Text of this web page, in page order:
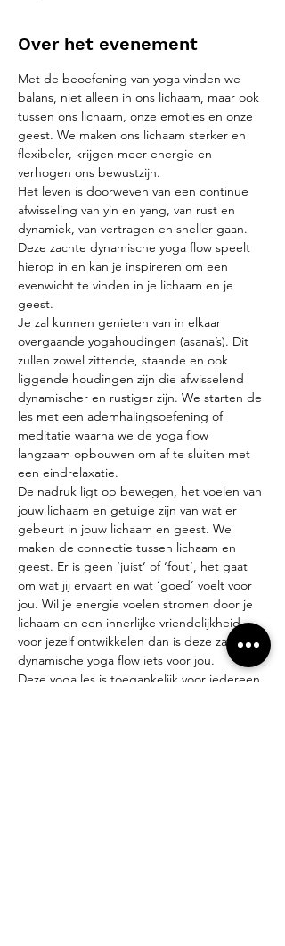
Over het evenement
Met de beoefening van yoga vinden we
balans, niet alleen in ons lichaam, maar ook
tussen ons lichaam, onze emoties en onze
geest. We maken ons lichaam sterker en
flexibeler, krijgen meer energie en
verhogen ons bewustzijn.
Het leven is doorweven van een continue
afwisseling van yin en yang, van rust en
dynamiek, van vertragen en sneller gaan.
Deze zachte dynamische yoga flow speelt
hierop in en kan je inspireren om een
evenwicht te vinden in je lichaam en je
geest.
Je zal kunnen genieten van in elkaar
overgaande yogahoudingen (asana’s). Dit
zullen zowel zittende, staande en ook
liggende houdingen zijn die afwisselend
dynamischer en rustiger zijn. We starten de
les met een ademhalingsoefening of
meditatie waarna we de yoga flow
langzaam opbouwen om af te sluiten met
een eindrelaxatie.
De nadruk ligt op bewegen, het voelen van
jouw lichaam en getuige zijn van wat er
gebeurt in jouw lichaam en geest. We
maken de connectie tussen lichaam en
geest. Er is geen ‘juist’ of ‘fout’, het gaat
om wat jij ervaart en wat ‘goed’ voelt voor
jou. Wil je energie voelen stromen door je
lichaam en een innerlijke vriendelijkheid
voor jezelf ontwikkelen dan is deze zachte
dynamische yoga flow iets voor jou.
Deze yoga les is toegankelijk voor iedereen.